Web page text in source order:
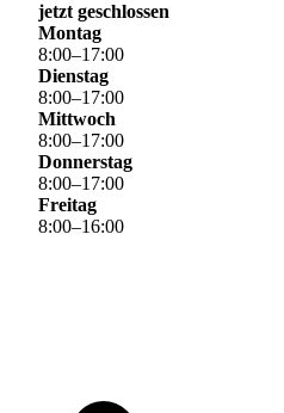
jetzt geschlossen
Montag
8:00–17:00
Dienstag
8:00–17:00
Mittwoch
8:00–17:00
Donnerstag
8:00–17:00
Freitag
8:00–16:00